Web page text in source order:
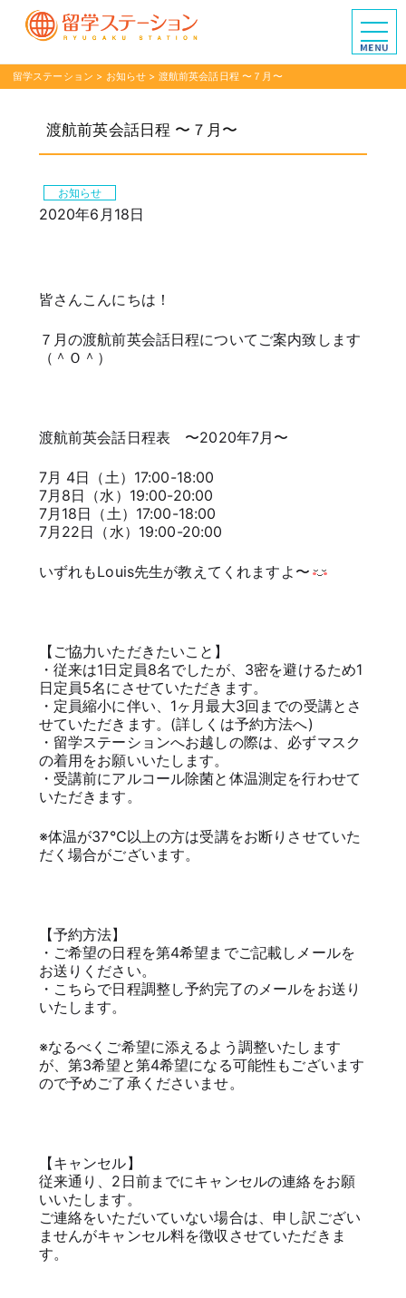
留学ステーション > お知らせ > 渡航前英会話日程 〜７月〜
渡航前英会話日程 〜７月〜
お知らせ
2020年6月18日
皆さんこんにちは！
７月の渡航前英会話日程についてご案内致します
（＾Ｏ＾）
渡航前英会話日程表 〜2020年7月〜
7月 4日（土）17:00-18:00
7月8日（水）19:00-20:00
7月18日（土）17:00-18:00
7月22日（水）19:00-20:00
いずれもLouis先生が教えてくれますよ〜
【ご協力いただきたいこと】
・従来は1日定員8名でしたが、3密を避けるため1
日定員5名にさせていただきます。
・定員縮小に伴い、1ヶ月最大3回までの受講とさ
せていただきます。(詳しくは予約方法へ)
・留学ステーションへお越しの際は、必ずマスク
の着用をお願いいたします。
・受講前にアルコール除菌と体温測定を行わせて
いただきます。
※体温が37℃以上の方は受講をお断りさせていた
だく場合がございます。
【予約方法】
・ご希望の日程を第4希望までご記載しメールを
お送りください。
・こちらで日程調整し予約完了のメールをお送り
いたします。
※なるべくご希望に添えるよう調整いたします
が、第3希望と第4希望になる可能性もございます
ので予めご了承くださいませ。
【キャンセル】
従来通り、2日前までにキャンセルの連絡をお願
いいたします。
ご連絡をいただいていない場合は、申し訳ござい
ませんがキャンセル料を徴収させていただきま
す。